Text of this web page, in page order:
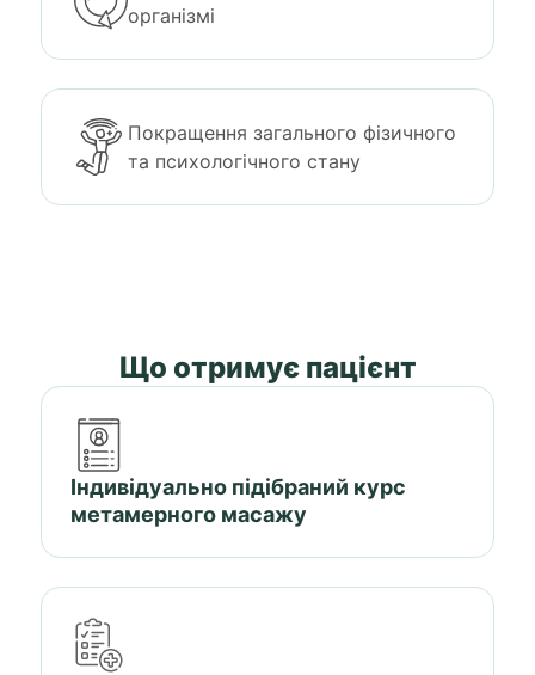
організмі
Покращення загального фізичного
та психологічного стану
Що отримує пацієнт
Індивідуально підібраний курс
метамерного масажу